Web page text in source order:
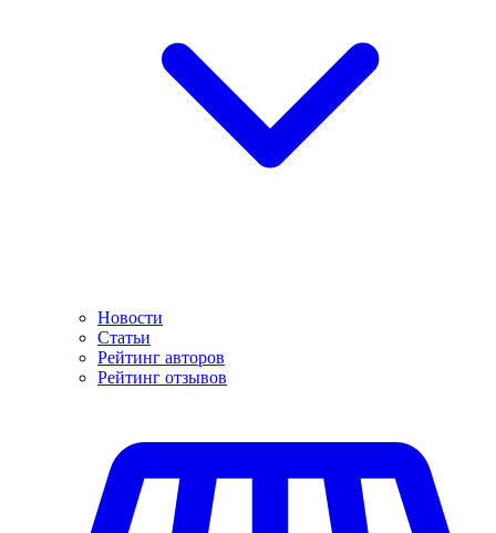
Новости
Статьи
Рейтинг авторов
Рейтинг отзывов